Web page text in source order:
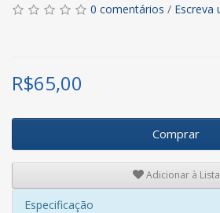
0 comentários / Escreva
R$65,00
Comprar
Adicionar à Lista
Especificação